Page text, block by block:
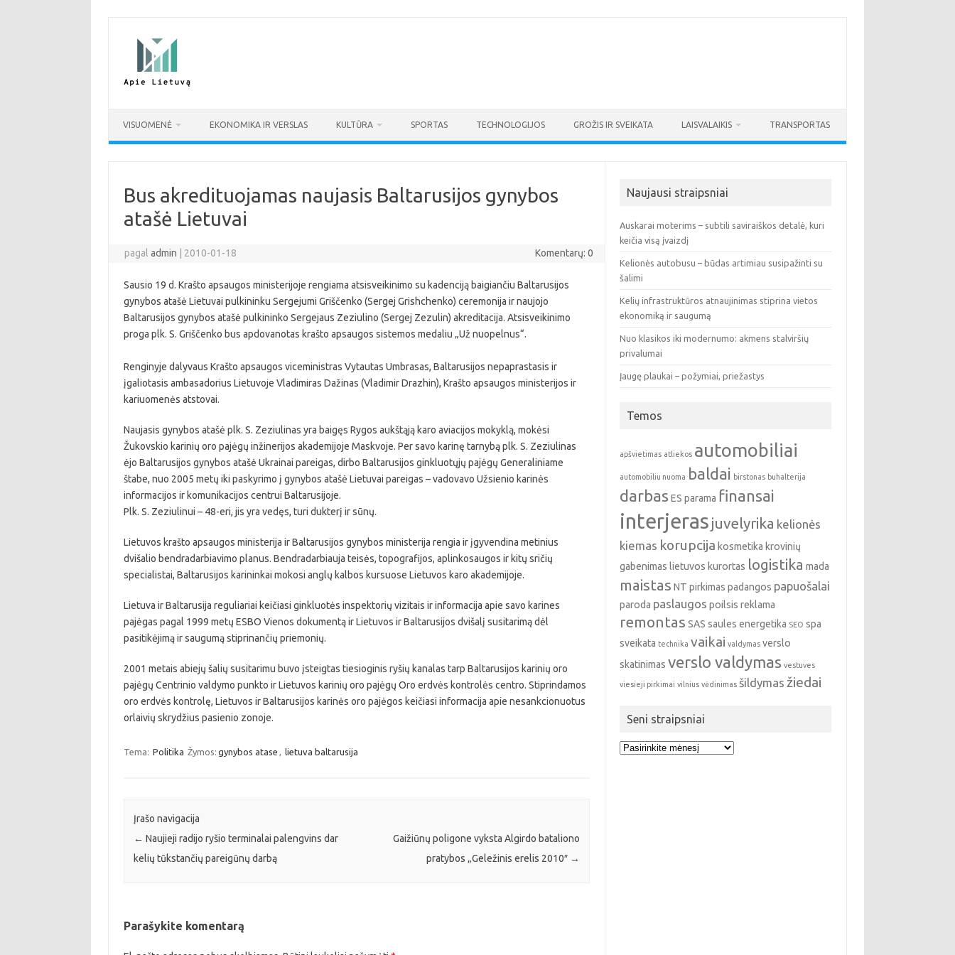
VISUOMENĖ EKONOMIKA IR VERSLAS KULTŪRA SPORTAS TECHNOLOGIJOS GROŽIS IR SVEIKATA LAISVALAIKIS TRANSPORTAS
Bus akredituojamas naujasis Baltarusijos gynybos
atašė Lietuvai
pagaladmin 2010-01-18 Komentarų: 0
Sausio 19 d. Krašto apsaugos ministerijoje rengiama atsisveikinimo su kadenciją baigiančiu Baltarusijos
gynybos atašė Lietuvai pulkininku Sergejumi Griščenko (Sergej Grishchenko) ceremonija ir naujojo
Baltarusijos gynybos atašė pulkininko Sergejaus Zeziulino (Sergej Zezulin) akreditacija. Atsisveikinimo
proga plk. S. Griščenko bus apdovanotas krašto apsaugos sistemos medaliu „Už nuopelnus“.
Renginyje dalyvaus Krašto apsaugos viceministras Vytautas Umbrasas, Baltarusijos nepaprastasis ir
įgaliotasis ambasadorius Lietuvoje Vladimiras Dažinas (Vladimir Drazhin), Krašto apsaugos ministerijos ir
kariuomenės atstovai.
Naujasis gynybos atašė plk. S. Zeziulinas yra baigęs Rygos aukštąją karo aviacijos mokyklą, mokėsi
Žukovskio karinių oro pajėgų inžinerijos akademijoje Maskvoje. Per savo karinę tarnybą plk. S. Zeziulinas
ėjo Baltarusijos gynybos atašė Ukrainai pareigas, dirbo Baltarusijos ginkluotųjų pajėgų Generaliniame
štabe, nuo 2005 metų iki paskyrimo į gynybos atašė Lietuvai pareigas – vadovavo Užsienio karinės
informacijos ir komunikacijos centrui Baltarusijoje.
Plk. S. Zeziulinui – 48-eri, jis yra vedęs, turi dukterį ir sūnų.
Lietuvos krašto apsaugos ministerija ir Baltarusijos gynybos ministerija rengia ir įgyvendina metinius
dvišalio bendradarbiavimo planus. Bendradarbiauja teisės, topografijos, aplinkosaugos ir kitų sričių
specialistai, Baltarusijos karininkai mokosi anglų kalbos kursuose Lietuvos karo akademijoje.
Lietuva ir Baltarusija reguliariai keičiasi ginkluotės inspektorių vizitais ir informacija apie savo karines
pajėgas pagal 1999 metų ESBO Vienos dokumentą ir Lietuvos ir Baltarusijos dvišalį susitarimą dėl
pasitikėjimą ir saugumą stiprinančių priemonių.
2001 metais abiejų šalių susitarimu buvo įsteigtas tiesioginis ryšių kanalas tarp Baltarusijos karinių oro
pajėgų Centrinio valdymo punkto ir Lietuvos karinių oro pajėgų Oro erdvės kontrolės centro. Stiprindamos
oro erdvės kontrolę, Lietuvos ir Baltarusijos karinės oro pajėgos keičiasi informacija apie nesankcionuotus
orlaivių skrydžius pasienio zonoje.
Tema: Politika Žymos: gynybos atase , lietuva baltarusija
Įrašo navigacija
← Naujieji radijo ryšio terminalai palengvins dar
kelių tūkstančių pareigūnų darbą
Gaižiūnų poligone vyksta Algirdo bataliono
pratybos „Geležinis erelis 2010″ →
Parašykite komentarą
Naujausi straipsniai
Auskarai moterims – subtili saviraiškos detalė, kuri
keičia visą įvaizdį
Kelionės autobusu – būdas artimiau susipažinti su
šalimi
Kelių infrastruktūros atnaujinimas stiprina vietos
ekonomiką ir saugumą
Nuo klasikos iki modernumo: akmens stalviršių
privalumai
Įaugę plaukai – požymiai, priežastys
Temos
apšvietimas atliekos automobiliai
automobiliu nuoma baldai birstonas buhalterija
darbas ES parama finansai
interjeras juvelyrika kelionės
kiemas korupcija kosmetika krovinių
gabenimas lietuvos kurortas logistika mada
maistas NT pirkimas padangos papuošalai
paroda paslaugos poilsis reklama
remontas SAS saules energetika SEO spa
sveikata technika vaikai valdymas verslo
skatinimas verslo valdymas vestuves
viesieji pirkimai vilnius vėdinimas šildymas žiedai
Seni straipsniai
Seni